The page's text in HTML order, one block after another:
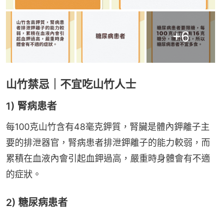
+6
山竹禁忌｜不宜吃山竹人士
1) 腎病患者
每100克山竹含有48毫克鉀質，腎臟是體內鉀離子主
要的排泄器官，腎病患者排泄鉀離子的能力較弱，而
累積在血液內會引起血鉀過高，嚴重時身體會有不適
的症狀。
2) 糖尿病患者